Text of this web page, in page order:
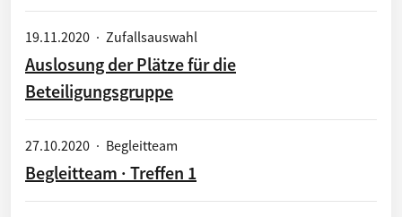
19.11.2020 · Zufallsauswahl
Auslosung der Plätze für die
Beteiligungsgruppe
27.10.2020 · Begleitteam
Begleitteam · Treffen 1